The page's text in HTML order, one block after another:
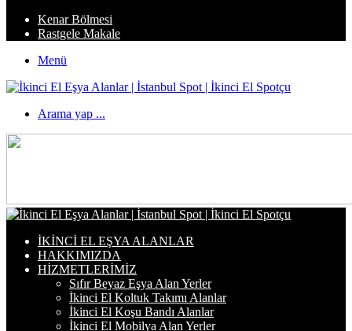
Kenar Bölmesi
Rastgele Makale
Menü
Arama yap ...
İKINCI EL EŞYA ALANLAR
HAKKIMIZDA
HIZMETLERIMIZ
Sıfır Beyaz Eşya Alan Yerler
İkinci El Koltuk Takımı Alanlar
İkinci El Koşu Bandı Alanlar
İkinci El Mobilya Alan Yerler